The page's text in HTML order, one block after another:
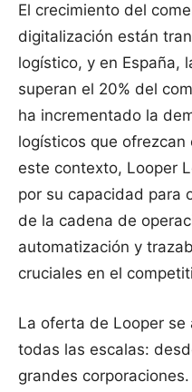
El crecimiento del
digitalización están
logístico, y en España,
superan el 20% del
ha incrementado la
logísticos que ofrezcan
este contexto, Looper
por su capacidad para
de la cadena de
automatización y
cruciales en el
La oferta de Looper
todas las escalas:
grandes